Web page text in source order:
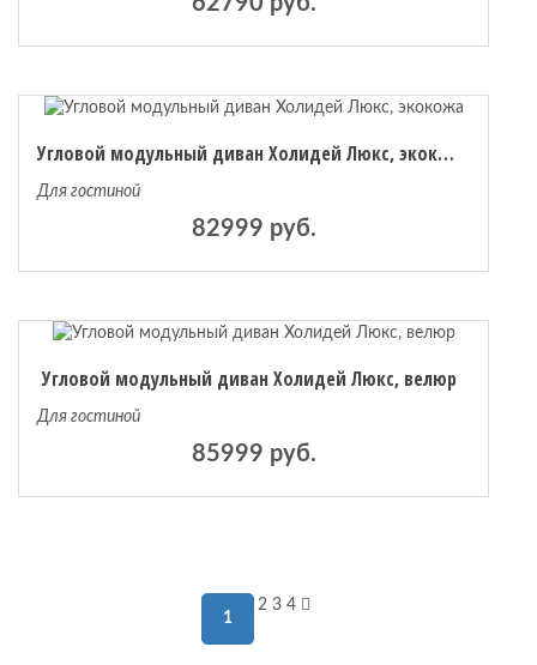
Угловой модульный диван Холидей Люкс, экокожа
Для гостиной
82999 руб.
Угловой модульный диван Холидей Люкс, велюр
Для гостиной
85999 руб.
1
2 3 4